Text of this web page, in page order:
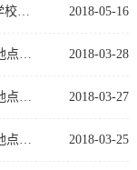
2018-05-16
郑州大学第五期研究生“优秀拔尖人才”培训学校医科班素质拓展活动圆满结束
2018-03-28
医学科学院2018年硕士研究生招生复试时间地点（三）
2018-03-27
医学科学院2018年硕士研究生招生复试时间地点（二）
2018-03-25
医学科学院2018年硕士研究生招生复试时间地点（一）